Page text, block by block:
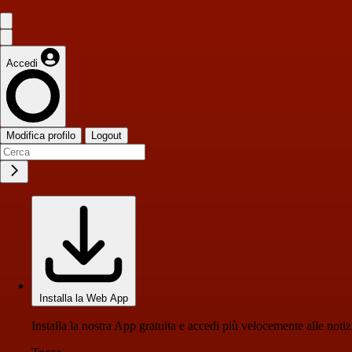
Accedi
Modifica profilo Logout
Installa la Web App
Installa la nostra App gratuita e accedi più velocemente alle